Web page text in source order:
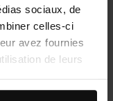
sociaux, de
celles-ci
avez fournies
de leurs